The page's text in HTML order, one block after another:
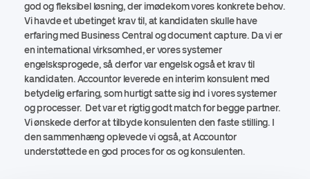
god og fleksibel løsning, der imødekom vores konkrete behov.
Vi havde et ubetinget krav til, at kandidaten skulle have
erfaring med Business Central og document capture. Da vi er
en international virksomhed, er vores systemer
engelsksprogede, så derfor var engelsk også et krav til
kandidaten. Accountor leverede en interim konsulent med
betydelig erfaring, som hurtigt satte sig ind i vores systemer
og processer. Det var et rigtig godt match for begge partner.
Vi ønskede derfor at tilbyde konsulenten den faste stilling. I
den sammenhæng oplevede vi også, at Accountor
understøttede en god proces for os og konsulenten.